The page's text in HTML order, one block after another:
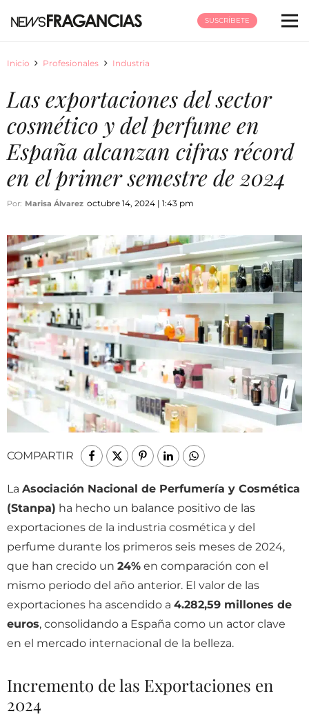
SUSCRÍBETE
Inicio Profesionales Industria
Las exportaciones del sector
cosmético y del perfume en
España alcanzan cifras récord
en el primer semestre de 2024
Por: Marisa Álvarez octubre 14, 2024 | 1:43 pm
COMPARTIR
La Asociación Nacional de Perfumería y Cosmética
(Stanpa) ha hecho un balance positivo de las
exportaciones de la industria cosmética y del
perfume durante los primeros seis meses de 2024,
que han crecido un 24% en comparación con el
mismo periodo del año anterior. El valor de las
exportaciones ha ascendido a 4.282,59 millones de
euros, consolidando a España como un actor clave
en el mercado internacional de la belleza.
Incremento de las Exportaciones en
2024